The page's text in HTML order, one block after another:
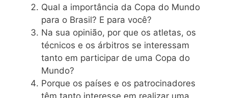
Qual a importância da Copa do Mundo
para o Brasil? E para você?
Na sua opinião, por que os atletas, os
técnicos e os árbitros se interessam
tanto em participar de uma Copa do
Mundo?
Porque os países e os patrocinadores
têm tanto interesse em realizar uma